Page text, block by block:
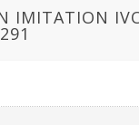
IMITATION